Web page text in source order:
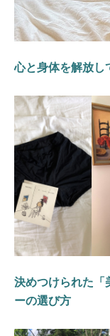
心と身体を解放し
決めつけられた「
ーの選び方